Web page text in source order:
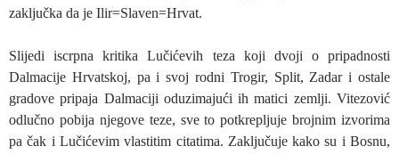
zaključka da je Ilir=Slaven=Hrvat.
Slijedi iscrpna kritika Lučićevih teza koji dvoji o pripadnosti
Dalmacije Hrvatskoj, pa i svoj rodni Trogir, Split, Zadar i ostale
gradove pripaja Dalmaciji oduzimajući ih matici zemlji. Vitezović
odlučno pobija njegove teze, sve to potkrepljuje brojnim izvorima
pa čak i Lučićevim vlastitim citatima. Zaključuje kako su i Bosnu,